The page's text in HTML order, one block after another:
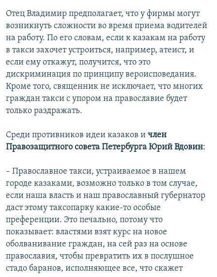
Отец Владимир предполагает, что у фирмы могут
возникнуть сложности во время приема водителей
на работу. По его словам, если к казакам на работу
в такси захочет устроиться, например, атеист, и
если ему откажут, получится, что это
дискриминация по принципу вероисповедания.
Кроме того, священник не исключает, что многих
граждан такси с упором на православие будет
только раздражать.
Среди противников идеи казаков и член
Правозащитного совета Петербурга Юрий Вдовин:
– Православное такси, устраиваемое в нашем
городе казаками, возможно только в том случае,
если наша власть и наш православный губернатор
даст этому таксопарку какие-то особые
преференции. Это печально, потому что
показывает: властями взят курс на новое
оболванивание граждан, на сей раз на основе
православия, чтобы превратить их в послушное
стадо баранов, исполняющее все, что скажет